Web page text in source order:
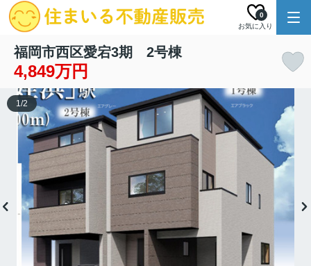
お気に入り
0
福岡市西区愛宕3期 2号棟
4,849万円
1/2